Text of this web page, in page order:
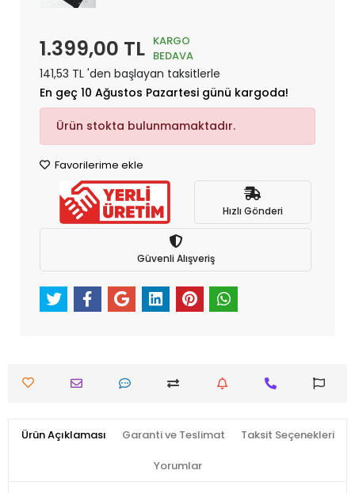
1.399,00 TL KARGO
BEDAVA
141,53 TL 'den başlayan taksitlerle
En geç 10 Ağustos Pazartesi günü kargoda!
Ürün stokta bulunmamaktadır.
Favorilerime ekle
Hızlı Gönderi
Güvenli Alışveriş
Ürün Açıklaması Garanti ve Teslimat Taksit Seçenekleri
Yorumlar